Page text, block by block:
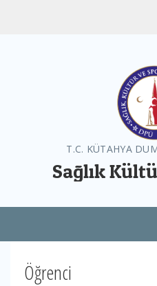
T.C. KÜTAHYA
Sağlık
Öğrenci